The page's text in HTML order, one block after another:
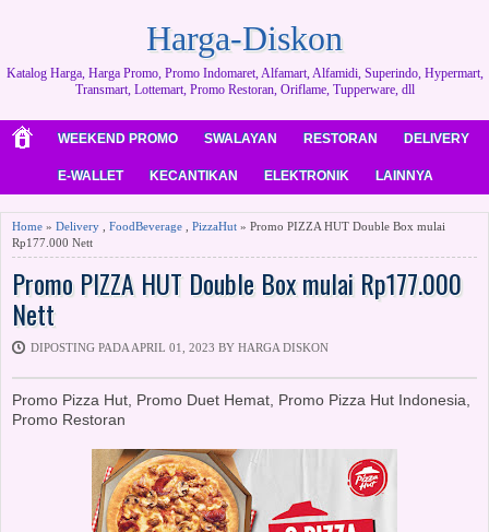
Harga-Diskon
Katalog Harga, Harga Promo, Promo Indomaret, Alfamart, Alfamidi, Superindo, Hypermart,
Transmart, Lottemart, Promo Restoran, Oriflame, Tupperware, dll
WEEKEND PROMO SWALAYAN RESTORAN DELIVERY
E-WALLET KECANTIKAN ELEKTRONIK LAINNYA
Home » Delivery FoodBeverage PizzaHut » Promo PIZZA HUT Double Box mulai
Rp177.000 Nett
Promo PIZZA HUT Double Box mulai Rp177.000
Nett
DIPOSTING PADA APRIL 01, 2023 BY HARGA DISKON
Promo Pizza Hut, Promo Duet Hemat, Promo Pizza Hut Indonesia,
Promo Restoran